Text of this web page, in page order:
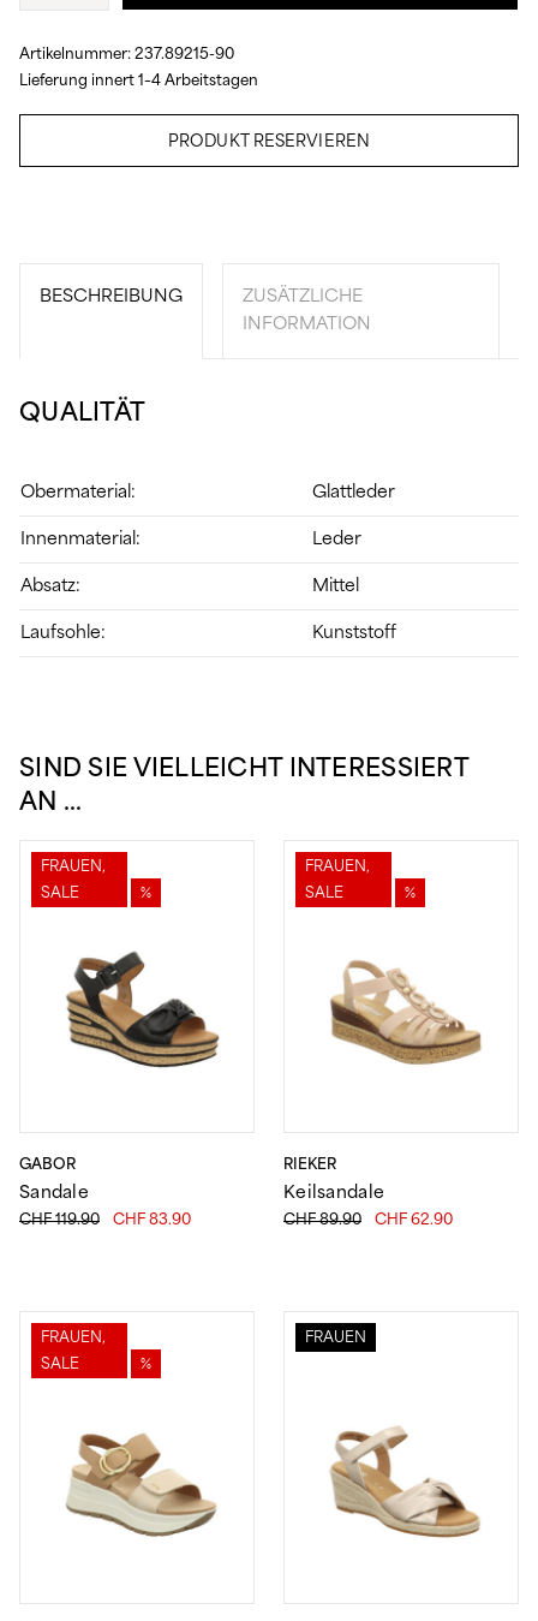
Artikelnummer: 237.89215-90
Lieferung innert 1–4 Arbeitstagen
PRODUKT RESERVIEREN
BESCHREIBUNG
ZUSÄTZLICHE
INFORMATION
QUALITÄT
Obermaterial: Glattleder
Innenmaterial: Leder
Absatz: Mittel
Laufsohle: Kunststoff
SIND SIE VIELLEICHT INTERESSIERT
AN …
FRAUEN,
SALE
%
GABOR
Sandale
CHF119.90
Ursprünglicher
CHF 83.90Aktueller
FRAUEN,
SALE
%
RIEKER
Keilsandale
CHF89.90
Ursprünglicher
CHF 62.90Aktueller
FRAUEN,
SALE
%
FRAUEN